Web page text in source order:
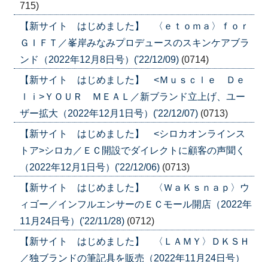
715)
【新サイト はじめました】 〈ｅｔｏｍａ〉ｆｏｒ
ＧＩＦＴ／峯岸みなみプロデュースのスキンケアブラ
ンド（2022年12月8日号）('22/12/09) (0714)
【新サイト はじめました】 <Ｍｕｓｃｌｅ Ｄｅ
ｌｉ>ＹＯＵＲ ＭＥＡＬ／新ブランド立上げ、ユー
ザー拡大（2022年12月1日号）('22/12/07) (0713)
【新サイト はじめました】 <シロカオンラインス
トア>シロカ／ＥＣ開設でダイレクトに顧客の声聞く
（2022年12月1日号）('22/12/06) (0713)
【新サイト はじめました】 〈ＷａＫｓｎａｐ〉ウ
ィゴー／インフルエンサーのＥＣモール開店（2022年
11月24日号）('22/11/28) (0712)
【新サイト はじめました】 〈ＬＡＭＹ〉ＤＫＳＨ
／独ブランドの筆記具を販売（2022年11月24日号）